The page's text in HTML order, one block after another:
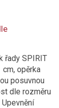
řady SPIRIT
opěrka
posuvnou
dle rozměru